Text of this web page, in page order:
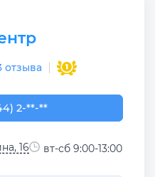
отзыва
2-04-61
2-**-**
16 вт-сб 9:00-13:00